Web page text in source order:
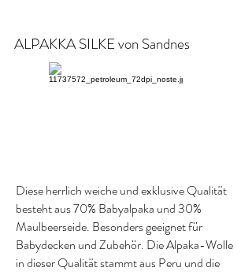
ALPAKKA SILKE von Sandnes
Diese herrlich weiche und exklusive Qualität
besteht aus 70% Babyalpaka und 30%
Maulbeerseide. Besonders geeignet für
Babydecken und Zubehör. Die Alpaka-Wolle
in dieser Qualität stammt aus Peru und die